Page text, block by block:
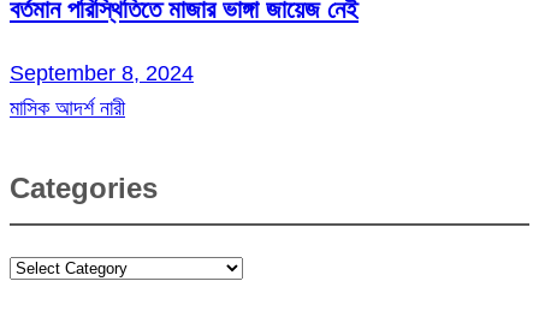
বর্তমান পরিস্থিতিতে মাজার ভাঙ্গা জায়েজ নেই
September 8, 2024
মাসিক আদর্শ নারী
Categories
Categories